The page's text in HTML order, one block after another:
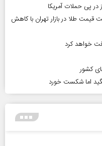
در پی حملات آمریکا
و سکه امروز ۱۱ مرداد ۱۴۰۵ | افت قیمت طلا در بازار تهران با کاهش
خواهد کرد
اما شکست خورد